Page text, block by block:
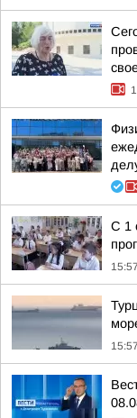
С 1
15:57
15:57